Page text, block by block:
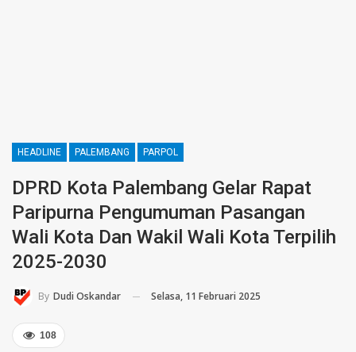
HEADLINE PALEMBANG PARPOL
DPRD Kota Palembang Gelar Rapat
Paripurna Pengumuman Pasangan
Wali Kota Dan Wakil Wali Kota Terpilih
2025-2030
By Dudi Oskandar Selasa, 11 Februari 2025
108